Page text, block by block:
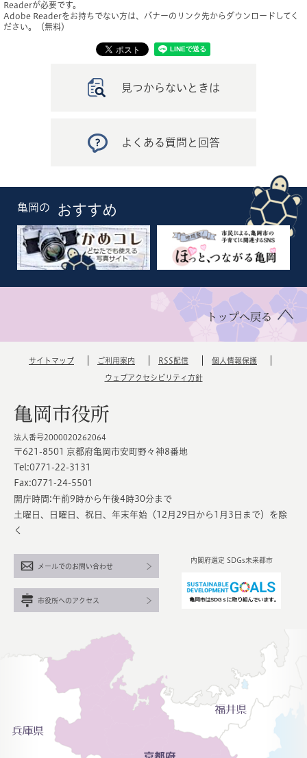
Readerが必要です。
Adobe Readerをお持ちでない方は、バナーのリンク先からダウンロードしてく
ださい。（無料）
見つからないときは
よくある質問と回答
亀岡の おすすめ
トップへ戻る
サイトマップ ご利用案内 RSS配信 個人情報保護
ウェブアクセシビリティ方針
亀岡市役所
法人番号2000020262064
〒621-8501 京都府亀岡市安町野々神8番地
Tel:0771-22-3131
Fax:0771-24-5501
開庁時間:午前9時から午後4時30分まで
土曜日、日曜日、祝日、年末年始（12月29日から1月3日まで）を除
く
内閣府選定 SDGs未来都市
メールでのお問い合わせ
市役所へのアクセス